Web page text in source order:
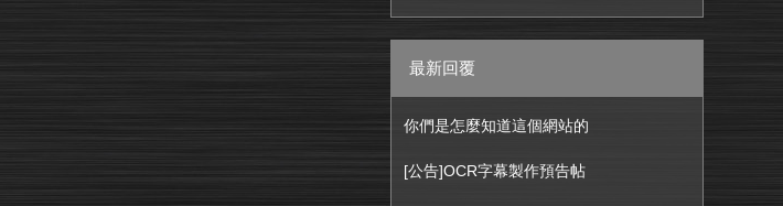
最新回覆
你們是怎麼知道這個網站的
[公告]OCR字幕製作預告帖